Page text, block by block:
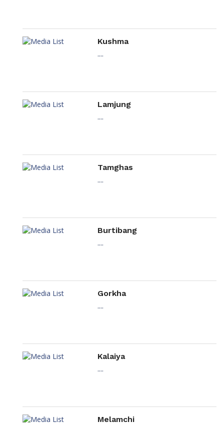
Kushma
....
Lamjung
....
Tamghas
....
Burtibang
....
Gorkha
....
Kalaiya
....
Melamchi